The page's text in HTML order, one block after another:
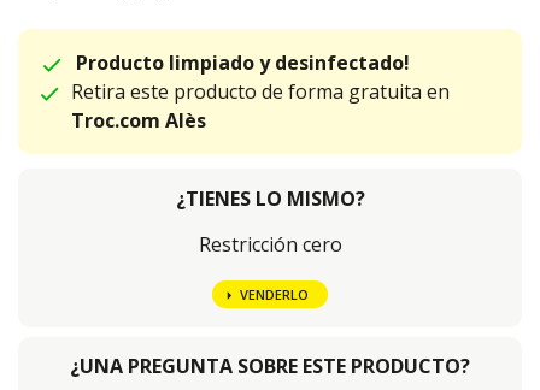
Producto limpiado y desinfectado!
Retira este producto de forma gratuita en
Troc.com Alès
¿TIENES LO MISMO?
Restricción cero
VENDERLO
¿UNA PREGUNTA SOBRE ESTE PRODUCTO?